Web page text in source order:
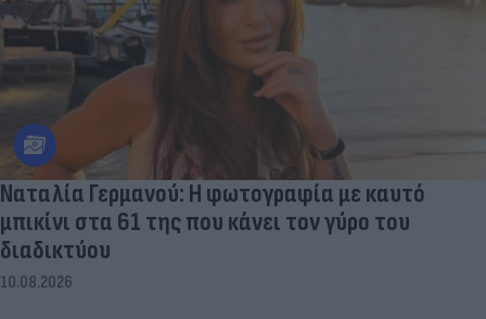
Ναταλία Γερμανού: Η φωτογραφία με καυτό
μπικίνι στα 61 της που κάνει τον γύρο του
διαδικτύου
10.08.2026